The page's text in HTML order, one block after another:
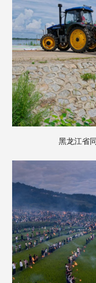
黑龙江省